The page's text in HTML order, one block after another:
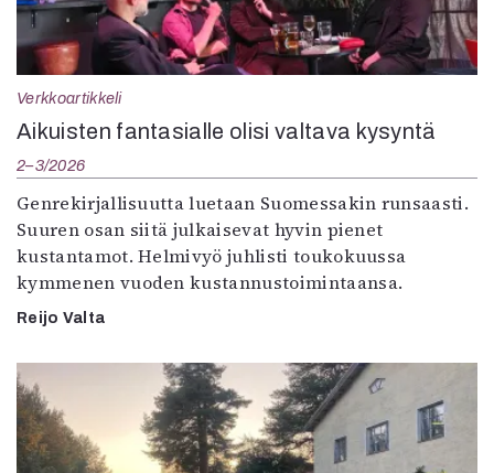
Verkkoartikkeli
Aikuisten fantasialle olisi valtava kysyntä
2–3/2026
Genrekirjallisuutta luetaan Suomessakin runsaasti.
Suuren osan siitä julkaisevat hyvin pienet
kustantamot. Helmivyö juhlisti toukokuussa
kymmenen vuoden kustannustoimintaansa.
Reijo Valta